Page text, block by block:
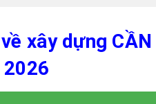
xây dựng CẦN